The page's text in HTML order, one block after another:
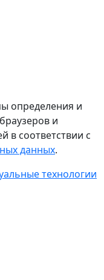
определения и
и
в соответствии с
данных.
технологии